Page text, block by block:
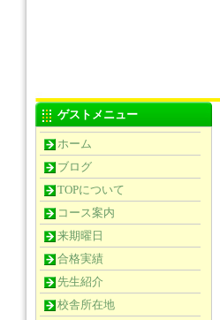
ゲストメニュー
ホーム
ブログ
TOPについて
コース案内
来期曜日
合格実績
先生紹介
校舎所在地